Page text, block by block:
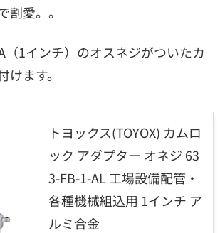
割愛。。
（1インチ）のオスネジがついたカ
ます。
トヨックス(TOYOX) カムロ
ック アダプター オネジ 63
3-FB-1-AL 工場設備配管・
各種機械組込用 1インチ ア
ルミ合金